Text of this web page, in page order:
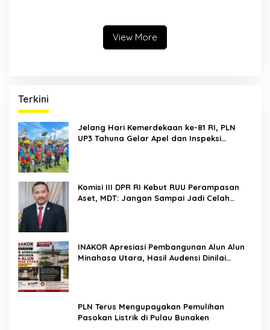
View More
Terkini
Jelang Hari Kemerdekaan ke-81 RI, PLN
UP3 Tahuna Gelar Apel dan Inspeksi
Komisi III DPR RI Kebut RUU Perampasan
Aset, MDT: Jangan Sampai Jadi Celah
INAKOR Apresiasi Pembangunan Alun Alun
Minahasa Utara, Hasil Audensi Dinilai
PLN Terus Mengupayakan Pemulihan
Pasokan Listrik di Pulau Bunaken